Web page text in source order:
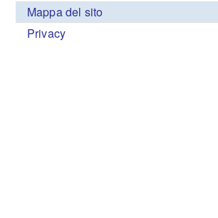
Mappa del sito
Privacy